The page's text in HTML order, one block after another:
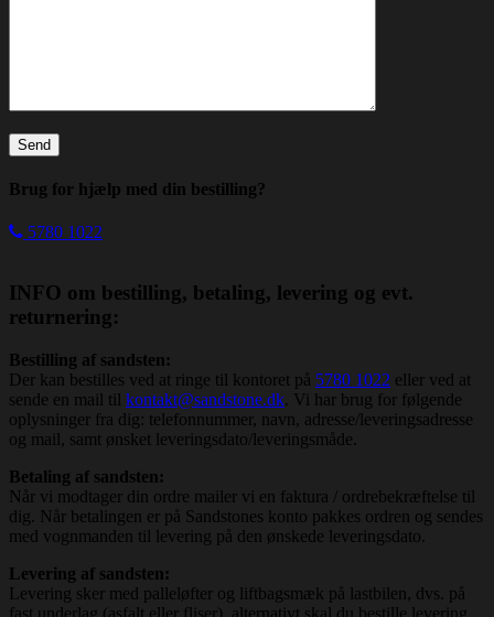
Brug for hjælp med din bestilling?
5780 1022
INFO om bestilling, betaling, levering og evt.
returnering:
Bestilling af sandsten:
Der kan bestilles ved at ringe til kontoret på 5780 1022 eller ved at
sende en mail til kontakt@sandstone.dk . Vi har brug for følgende
oplysninger fra dig: telefonnummer, navn, adresse/leveringsadresse
og mail, samt ønsket leveringsdato/leveringsmåde.
Betaling af sandsten:
Når vi modtager din ordre mailer vi en faktura / ordrebekræftelse til
dig. Når betalingen er på Sandstones konto pakkes ordren og sendes
med vognmanden til levering på den ønskede leveringsdato.
Levering af sandsten:
Levering sker med palleløfter og liftbagsmæk på lastbilen, dvs. på
fast underlag (asfalt eller fliser), alternativt skal du bestille levering